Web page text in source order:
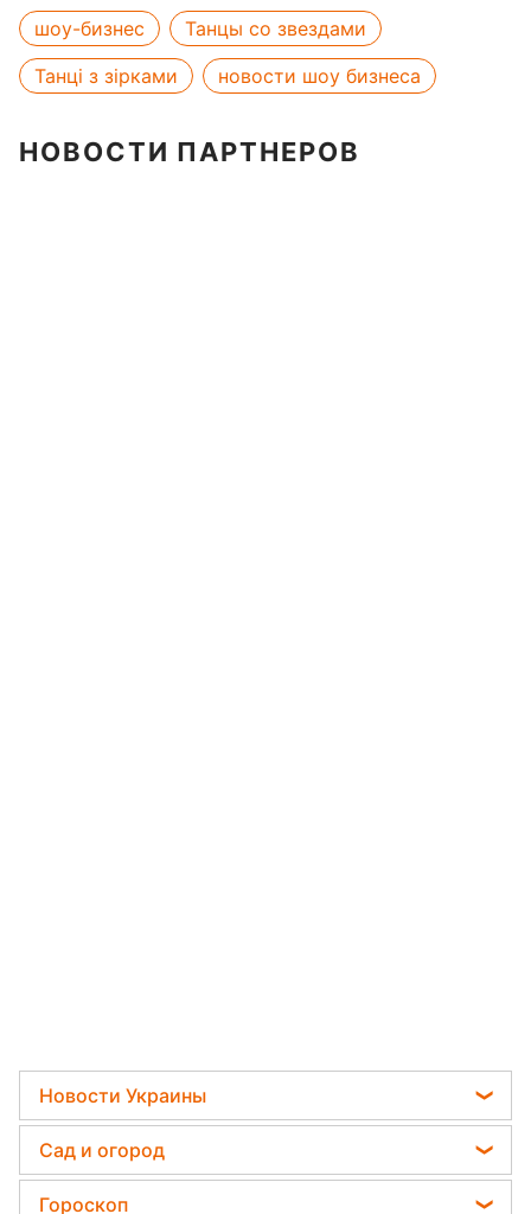
шоу-бизнес
Танцы со звездами
Танці з зірками
новости шоу бизнеса
НОВОСТИ ПАРТНЕРОВ
Новости Украины
Мобилизация
Политика
Сад и огород
Садовод назвал самое эффективное средство
Гороскоп